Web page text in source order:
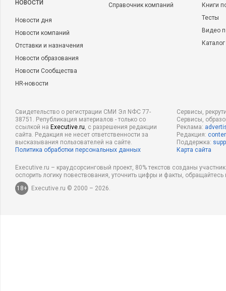
НОВОСТИ
Новости дня
Новости компаний
Отставки и назначения
Новости образования
Новости Сообщества
HR-новости
Справочник компаний
Книги
Тесты
Видео
Свидетельство о регистрации СМИ Эл NФС 77-
38751. Републикация материалов - только со
ссылкой на Executive.ru, с разрешения редакции
сайта. Редакция не несет ответственности за
высказывания пользователей на сайте.
Политика обработки персональных данных
Сервисы,
Сервисы,
Реклама:
Редакция:
Поддержка:
Карта сайта
Executive.ru – краудсорсинговый проект, 80% текстов созданы
оспорить логику повествования, уточнить цифры и факты,
18+
Executive.ru © 2000 – 2026.